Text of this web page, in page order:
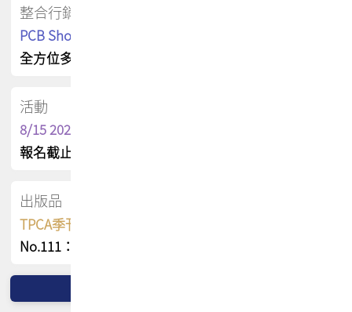
整合行銷
PCB Shop 採購指南
全方位多元曝光方案
活動
8/15 2026 TPCA健康盃保齡球聯誼賽
報名截止日 : 8/3 活動日期 : 8/15
出版品
TPCA季刊 FREE 線上版
No.111：PCB全球風險布局與韌性